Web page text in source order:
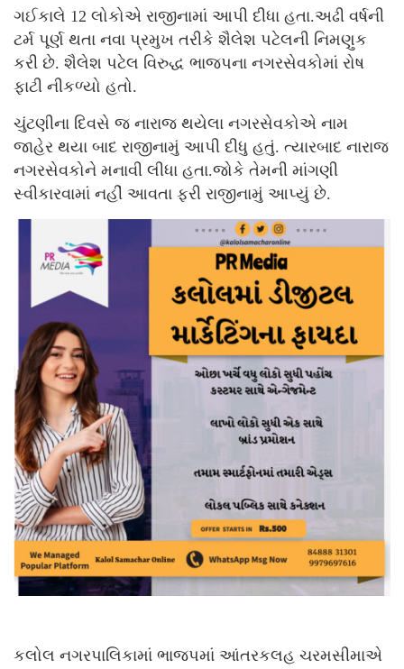
ગઈકાલે 12 લોકોએ રાજીનામાં આપી દીધા હતા.અઢી વર્ષની
ટર્મ પૂર્ણ થતા નવા પ્રમુખ તરીકે શૈલેશ પટેલની નિમણુક
કરી છે. શૈલેશ પટેલ વિરુદ્ધ ભાજપના નગરસેવકોમાં રોષ
ફાટી નીકળ્યો હતો.
ચુંટણીના દિવસે જ નારાજ થયેલા નગરસેવકોએ નામ
જાહેર થયા બાદ રાજીનામું આપી દીધુ હતું. ત્યારબાદ નારાજ
નગરસેવકોને મનાવી લીધા હતા.જોકે તેમની માંગણી
સ્વીકારવામાં નહીં આવતા ફરી રાજીનામું આપ્યું છે.
કલોલ નગરપાલિકામાં ભાજપમાં આંતરકલહ ચરમસીમાએ